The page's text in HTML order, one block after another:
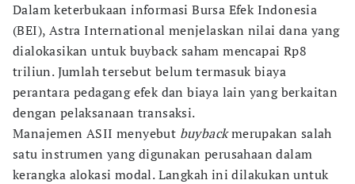
Dalam keterbukaan informasi Bursa Efek Indonesia
(BEI), Astra International menjelaskan nilai dana yang
dialokasikan untuk buyback saham mencapai Rp8
triliun. Jumlah tersebut belum termasuk biaya
perantara pedagang efek dan biaya lain yang berkaitan
dengan pelaksanaan transaksi.
Manajemen ASII menyebut buybackmerupakan salah
satu instrumen yang digunakan perusahaan dalam
kerangka alokasi modal. Langkah ini dilakukan untuk